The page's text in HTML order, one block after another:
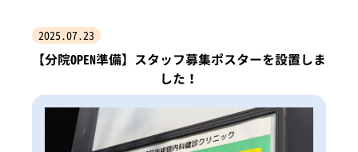
2025.07.23
【分院OPEN準備】スタッフ募集ポスターを設置しま
した！